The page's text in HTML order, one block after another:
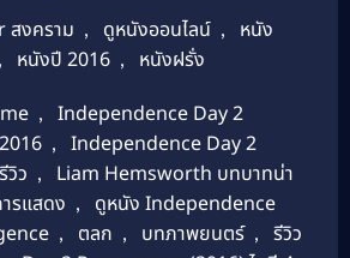
สงคราม , ดูหนังออนไลน์ ,
หนัง
, หนังปี 2016 , หนังฝรั่ง
,
Independence Day 2
,
Independence Day 2
วิว ,
Liam Hemsworth บทบาทน่า
รแสดง ,
ดูหนัง Independence
, ตลก , บทภาพยนตร์ ,
รีวิว